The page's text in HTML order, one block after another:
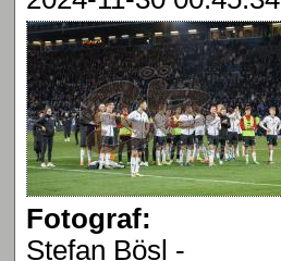
Fotograf:
Stefan Bösl -